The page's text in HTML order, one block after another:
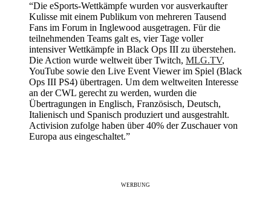
“Die eSports-Wettkämpfe wurden vor ausverkaufter
Kulisse mit einem Publikum von mehreren Tausend
Fans im Forum in Inglewood ausgetragen. Für die
teilnehmenden Teams galt es, vier Tage voller
intensiver Wettkämpfe in Black Ops III zu überstehen.
Die Action wurde weltweit über Twitch, MLG.TV,
YouTube sowie den Live Event Viewer im Spiel (Black
Ops III PS4) übertragen. Um dem weltweiten Interesse
an der CWL gerecht zu werden, wurden die
Übertragungen in Englisch, Französisch, Deutsch,
Italienisch und Spanisch produziert und ausgestrahlt.
Activision zufolge haben über 40% der Zuschauer von
Europa aus eingeschaltet.”
WERBUNG